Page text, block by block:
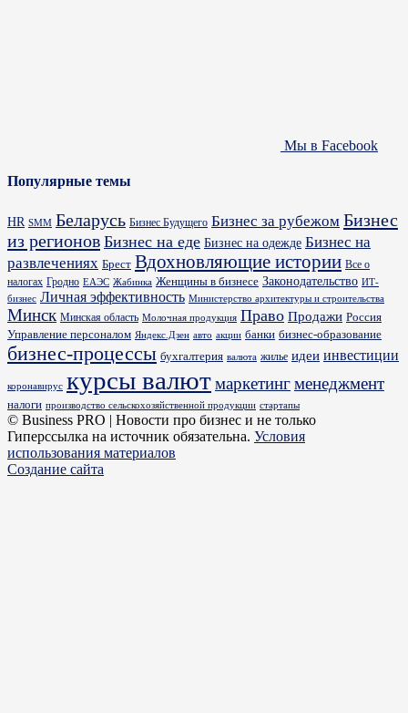
Мы в Facebook
Популярные темы
HR SMM Беларусь Бизнес Будущего Бизнес за рубежом Бизнес
из регионов Бизнес на еде Бизнес на одежде Бизнес на
развлечениях Брест Вдохновляющие истории Все о
налогах Гродно ЕАЭС Жабинка Женщины в бизнесе Законодательство ИТ-
бизнес Личная эффективность Министерство архитектуры и строительства
Минск Минская область Молочная продукция Право Продажи Россия
Управление персоналом Яндекс.Дзен авто акции банки бизнес-образование
бизнес-процессы бухгалтерия валюта жилье идеи инвестиции
коронавирус курсы валютмаркетингменеджмент
налоги производство сельскохозяйственной продукции стартапы
© Business PRO | Новости про бизнес и не только
Гиперссылка на источник обязательна. Условия
использования материалов
Создание сайта